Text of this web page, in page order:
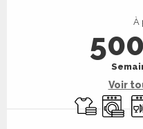
À
Voir
Draps et linge
Lave